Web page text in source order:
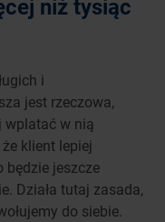
niż tysiąc
i
jest rzeczowa,
wplatać w nią
klient lepiej
będzie jeszcze
Działa tutaj zasada,
do siebie.